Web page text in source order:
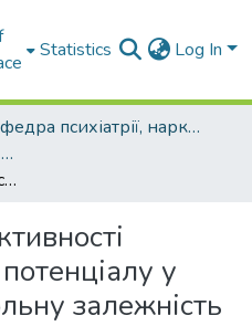
Statistics Log In
Кафедра психіатрії, наркології, медичної психології та соціальної роботи
Наукові праці. Кафедра психіатрії, наркології, медичної психології та соціальної роботи
Оптимізація ефективності реабілітаційного потенціалу у хворих на алкогольну залежність
у
залежність